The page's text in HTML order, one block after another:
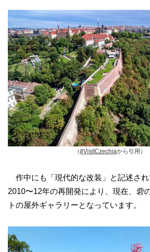
（#VisitCzechiaから引用）
作中にも「現代的な改装」と記述され
2010〜12年の再開発により、現在、砦
トの屋外ギャラリーとなっています。